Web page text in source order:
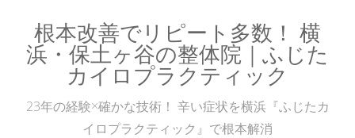
ン
根本改善でリピート多数！ 横
浜・保土ヶ谷の整体院｜ふじた
カイロプラクティック
23年の経験×確かな技術！ 辛い症状を横浜『ふじたカ
イロプラクティック』で根本解消